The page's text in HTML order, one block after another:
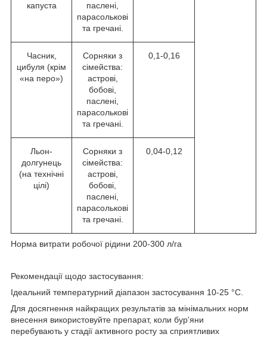
капуста
паслені,
парасолькові
та гречані.
Часник,
цибуля (крім
«на перо»)
Сорняки з
сімейства:
астрові,
бобові,
паслені,
парасолькові
та гречані.
0,1-0,16
Льон-
долгунець
(на технічні
цілі)
Сорняки з
сімейства:
астрові,
бобові,
паслені,
парасолькові
та гречані.
0,04-0,12
Норма витрати робочої рідини 200-300 л/га
Рекомендації щодо застосування:
Ідеальний температурний діапазон застосування 10-25 °C.
Для досягнення найкращих результатів за мінімальних норм
внесення використовуйте препарат, коли бур'яни
перебувають у стадії активного росту за сприятливих